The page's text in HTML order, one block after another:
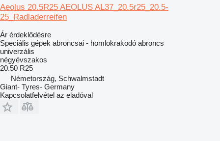
Aeolus 20.5R25 AEOLUS AL37_20.5r25_20.5-
25_Radladerreifen
Ár érdeklődésre
Speciális gépek abroncsai - homlokrakodó abroncs
univerzális
négyévszakos
20.50 R25
Németország, Schwalmstadt
Giant- Tyres- Germany
Kapcsolatfelvétel az eladóval